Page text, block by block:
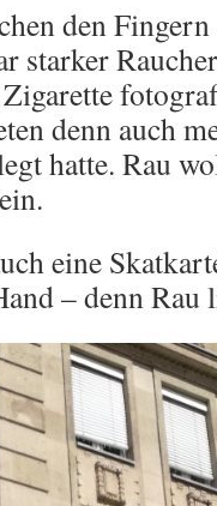
den
starker
denn auch
hatte. Rau
eine
– denn Rau